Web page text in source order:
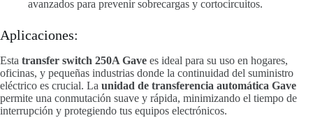
avanzados para prevenir sobrecargas y cortocircuitos.
Aplicaciones:
Esta transfer switch 250A Gave es ideal para su uso en hogares,
oficinas, y pequeñas industrias donde la continuidad del suministro
eléctrico es crucial. La unidad de transferencia automática Gave
permite una conmutación suave y rápida, minimizando el tiempo de
interrupción y protegiendo tus equipos electrónicos.